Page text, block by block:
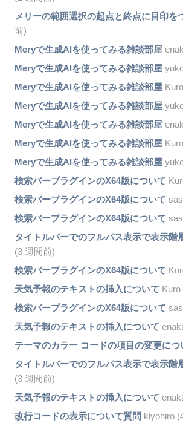
メリーの範囲選択の起点と終点に目印を
前)
Meryで生成AIを使ってみる雑談部屋
Meryで生成AIを使ってみる雑談部屋
Meryで生成AIを使ってみる雑談部屋
Meryで生成AIを使ってみる雑談部屋
Meryで生成AIを使ってみる雑談部屋
Meryで生成AIを使ってみる雑談部屋
Meryで生成AIを使ってみる雑談部屋
検索バープラグインのX64版について
検索バープラグインのX64版について
検索バープラグインのX64版について
タイトルバーでのフルパス表示で表示階
(3 週間前)
検索バープラグインのX64版について
天気予報のテキストの挿入について Kuro
検索バープラグインのX64版について
天気予報のテキストの挿入について
テーマのカラー コードの項目の変更につ
タイトルバーでのフルパス表示で表示階
(3 週間前)
天気予報のテキストの挿入について
改行コードの表示について質問 kiyohiro